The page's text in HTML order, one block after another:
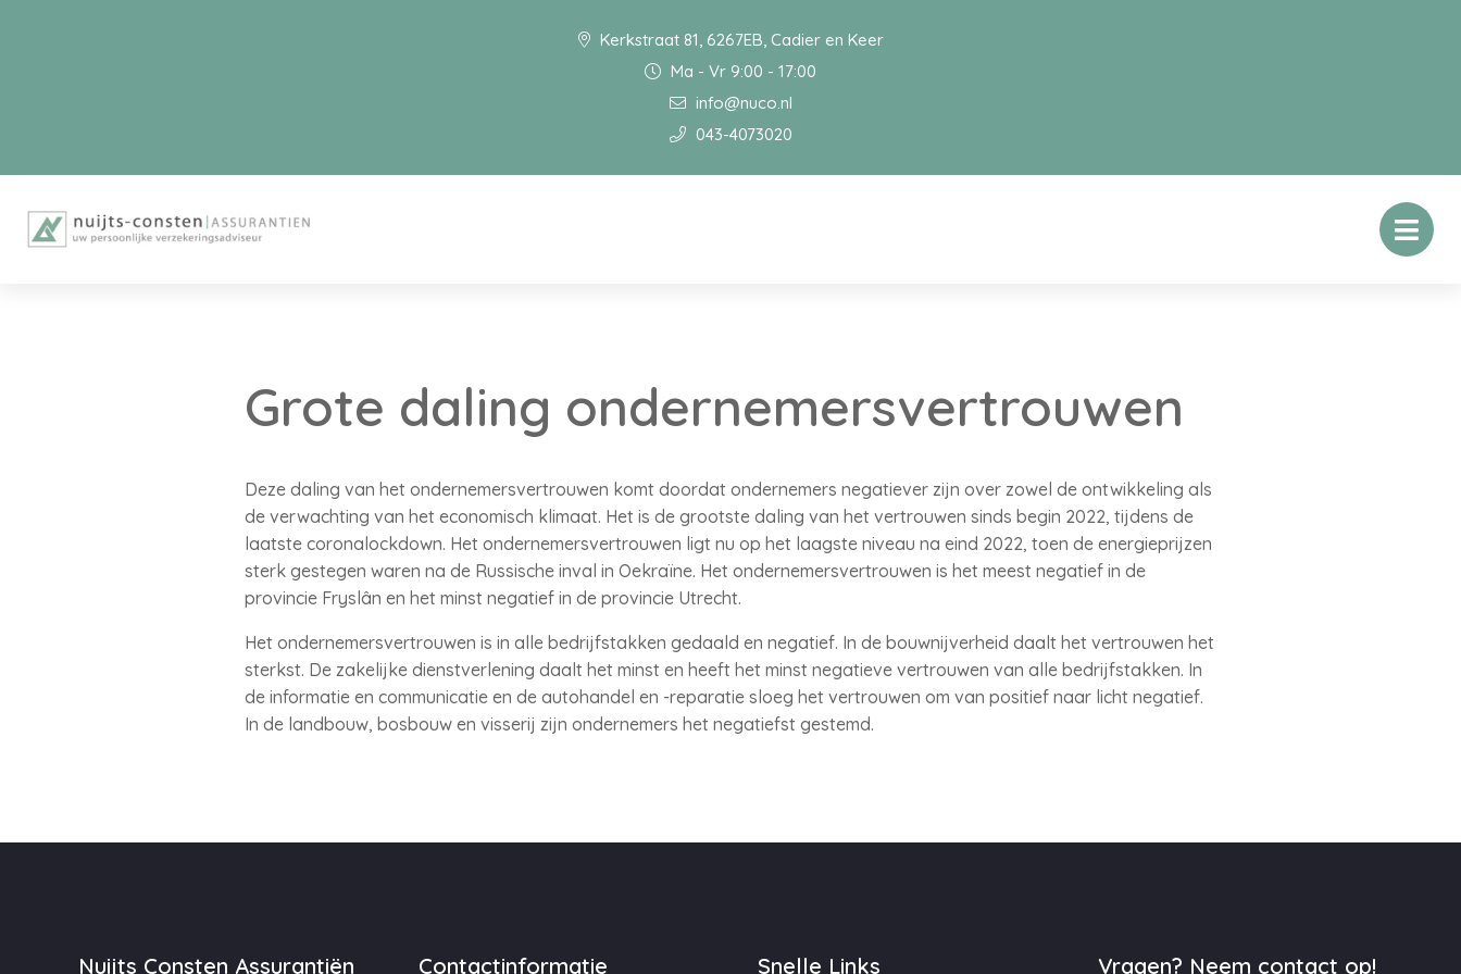
Kerkstraat 81, 6267EB, Cadier en Keer
Ma - Vr 9:00 - 17:00
info@nuco.nl
043-4073020
Grote daling ondernemersvertrouwen
Deze daling van het ondernemersvertrouwen komt doordat ondernemers negatiever zijn over zowel de ontwikkeling als
de verwachting van het economisch klimaat. Het is de grootste daling van het vertrouwen sinds begin 2022, tijdens de
laatste coronalockdown. Het ondernemersvertrouwen ligt nu op het laagste niveau na eind 2022, toen de energieprijzen
sterk gestegen waren na de Russische inval in Oekraïne. Het ondernemersvertrouwen is het meest negatief in de
provincie Fryslân en het minst negatief in de provincie Utrecht.
Het ondernemersvertrouwen is in alle bedrijfstakken gedaald en negatief. In de bouwnijverheid daalt het vertrouwen het
sterkst. De zakelijke dienstverlening daalt het minst en heeft het minst negatieve vertrouwen van alle bedrijfstakken. In
de informatie en communicatie en de autohandel en -reparatie sloeg het vertrouwen om van positief naar licht negatief.
In de landbouw, bosbouw en visserij zijn ondernemers het negatiefst gestemd.
Nuijts Consten Assurantiën Contactinformatie Snelle Links Vragen? Neem contact op!